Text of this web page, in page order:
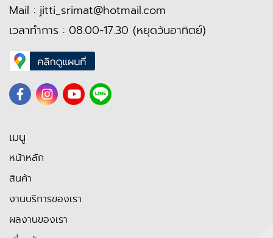
Mail : jitti_srimat@hotmail.com
เวลาทำการ : 08.00-17.30 (หยุดวันอาทิตย์)
เมนู
หน้าหลัก
สินค้า
งานบริการของเรา
ผลงานของเรา